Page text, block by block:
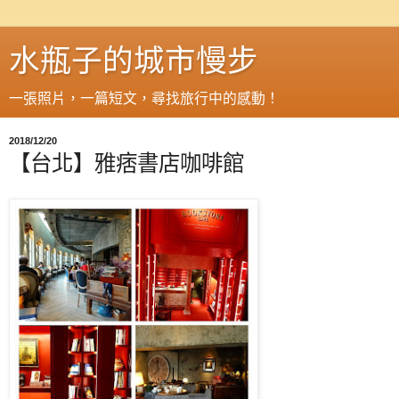
水瓶子的城市慢步
一張照片，一篇短文，尋找旅行中的感動！
2018/12/20
【台北】雅痞書店咖啡館